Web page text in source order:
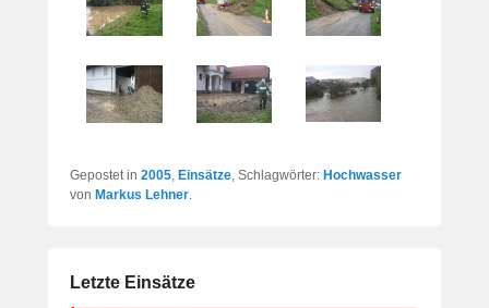
Gepostet in 2005, Einsätze, Schlagwörter: Hochwasser
von Markus Lehner.
Letzte Einsätze